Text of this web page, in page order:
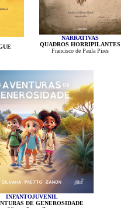
NARRATIVAS
QUADROS HORRIPILANTES
Francisco de Paula Pires
INFANTOJUVENIL
DE GENEROSIDADE